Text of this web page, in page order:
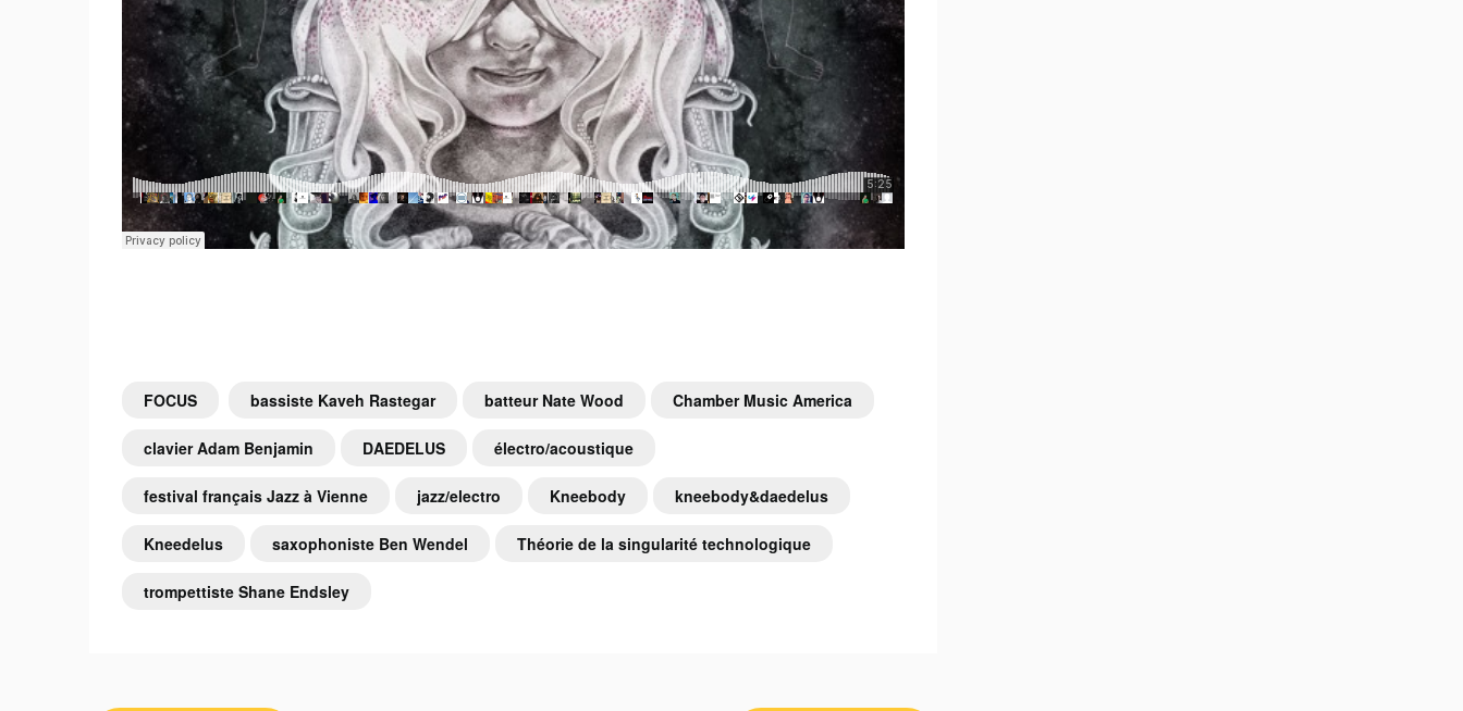
FOCUS bassiste Kaveh Rastegar batteur Nate Wood Chamber Music America
clavier Adam Benjamin DAEDELUS électro/acoustique
festival français Jazz à Vienne jazz/electro Kneebody kneebody&daedelus
Kneedelus saxophoniste Ben Wendel Théorie de la singularité technologique
trompettiste Shane Endsley